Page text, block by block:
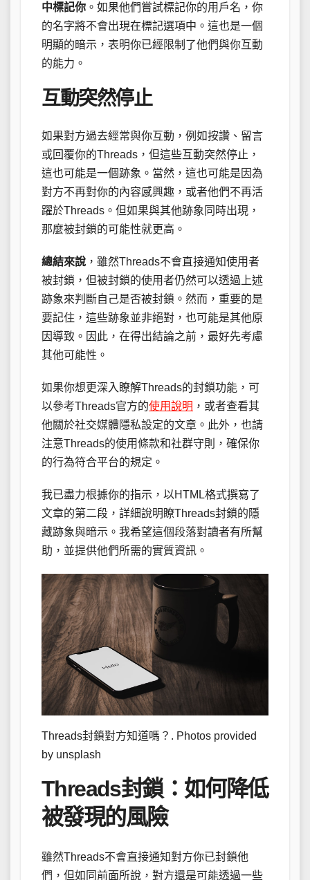
中標記你 。如果他們嘗試標記你的用戶名，你
的名字將不會出現在標記選項中。這也是一個
明顯的暗示，表明你已經限制了他們與你互動
的能力。
互動突然停止
如果對方過去經常與你互動，例如按讚、留言
或回覆你的Threads，但這些互動突然停止，
這也可能是一個跡象。當然，這也可能是因為
對方不再對你的內容感興趣，或者他們不再活
躍於Threads。但如果與其他跡象同時出現，
那麼被封鎖的可能性就更高。
總結來說 ，雖然Threads不會直接通知使用者
被封鎖，但被封鎖的使用者仍然可以透過上述
跡象來判斷自己是否被封鎖。然而，重要的是
要記住，這些跡象並非絕對，也可能是其他原
因導致。因此，在得出結論之前，最好先考慮
其他可能性。
如果你想更深入瞭解Threads的封鎖功能，可
以參考Threads官方的使用說明 ，或者查看其
他關於社交媒體隱私設定的文章。此外，也請
注意Threads的使用條款和社群守則，確保你
的行為符合平台的規定。
我已盡力根據你的指示，以HTML格式撰寫了
文章的第二段，詳細說明瞭Threads封鎖的隱
藏跡象與暗示。我希望這個段落對讀者有所幫
助，並提供他們所需的實質資訊。
Threads封鎖對方知道嗎？. Photos provided
by unsplash
Threads封鎖：如何降低
被發現的風險
雖然Threads不會直接通知對方你已封鎖他
們，但如同前面所說，對方還是可能透過一些